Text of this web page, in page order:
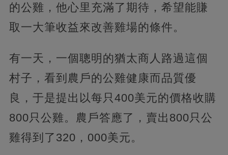
的公雞，他心里充滿了期待，希望能賺
取一大筆收益來改善雞場的條件。
有一天，一個聰明的猶太商人路過這個
村子，看到農戶的公雞健康而品質優
良，于是提出以每只400美元的價格收購
800只公雞。農戶答應了，賣出800只公
雞得到了320，000美元。